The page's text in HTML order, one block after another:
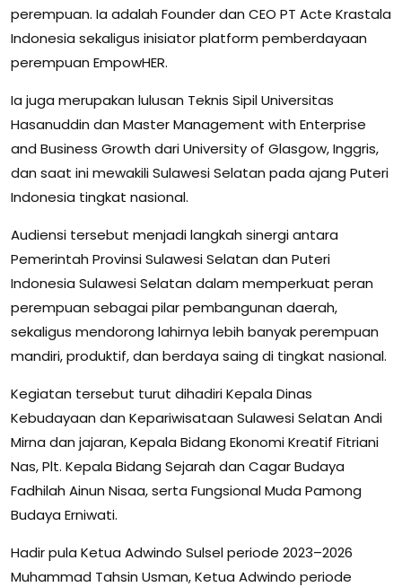
perempuan. Ia adalah Founder dan CEO PT Acte Krastala
Indonesia sekaligus inisiator platform pemberdayaan
perempuan EmpowHER.
Ia juga merupakan lulusan Teknis Sipil Universitas
Hasanuddin dan Master Management with Enterprise
and Business Growth dari University of Glasgow, Inggris,
dan saat ini mewakili Sulawesi Selatan pada ajang Puteri
Indonesia tingkat nasional.
Audiensi tersebut menjadi langkah sinergi antara
Pemerintah Provinsi Sulawesi Selatan dan Puteri
Indonesia Sulawesi Selatan dalam memperkuat peran
perempuan sebagai pilar pembangunan daerah,
sekaligus mendorong lahirnya lebih banyak perempuan
mandiri, produktif, dan berdaya saing di tingkat nasional.
Kegiatan tersebut turut dihadiri Kepala Dinas
Kebudayaan dan Kepariwisataan Sulawesi Selatan Andi
Mirna dan jajaran, Kepala Bidang Ekonomi Kreatif Fitriani
Nas, Plt. Kepala Bidang Sejarah dan Cagar Budaya
Fadhilah Ainun Nisaa, serta Fungsional Muda Pamong
Budaya Erniwati.
Hadir pula Ketua Adwindo Sulsel periode 2023–2026
Muhammad Tahsin Usman, Ketua Adwindo periode